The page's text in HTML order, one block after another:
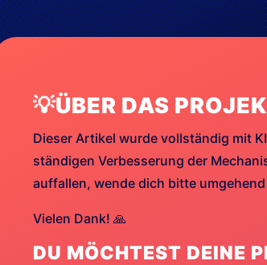
💡ÜBER DAS
Dieser Artikel wurde vollständig mit
ständigen Verbesserung der
auffallen, wende dich bitte
Vielen Dank! 🙏
DU MÖCHTEST DEINE